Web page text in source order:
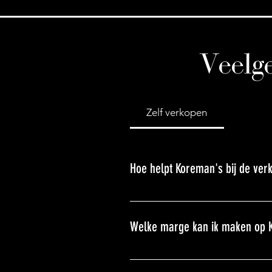
Zelf verkopen
Hoe helpt Koreman's bij de
Koreman’s heeft 10 tapjes
cello. Meer weten? Neem
Welke marge kan ik maken op
Koreman’s kent de